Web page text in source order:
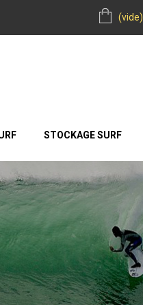
(vide)
STOCKAGE SURF